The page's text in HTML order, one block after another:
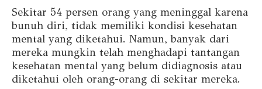
Sekitar 54 persen orang yang meninggal karena
bunuh diri, tidak memiliki kondisi kesehatan
mental yang diketahui. Namun, banyak dari
mereka mungkin telah menghadapi tantangan
kesehatan mental yang belum didiagnosis atau
diketahui oleh orang-orang di sekitar mereka.